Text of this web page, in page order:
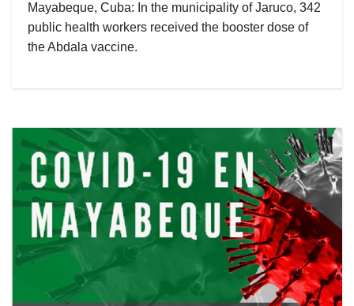
Mayabeque, Cuba: In the municipality of Jaruco, 342
public health workers received the booster dose of
the Abdala vaccine.